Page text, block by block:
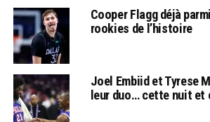
Cooper Flagg déjà
rookies de l’histoire
Joel Embiid et Tyrese
leur duo… cette nuit et